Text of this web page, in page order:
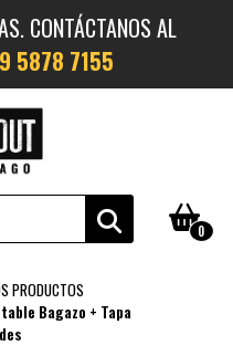
CONTÁCTANOS AL
5878 7155
0
PRODUCTOS
Bagazo + Tapa